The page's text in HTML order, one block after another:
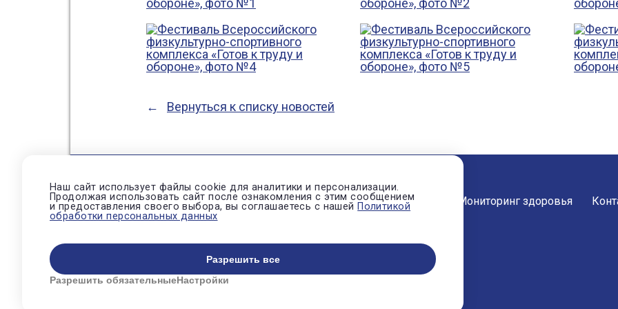
Вернуться к списку новостей
Новости О нас Отзывы Мониторинг здоровья
© Автономная некоммерческая организация «ДРОЗД»
Настройки cookie
Наш сайт использует файлы cookie для аналитики и персонализации.
Продолжая использовать сайт после ознакомления с этим сообщением
и предоставления своего выбора, вы соглашаетесь с нашей Политикой
обработки персональных данных
Разрешить все
Разрешить обязательныеНастройки